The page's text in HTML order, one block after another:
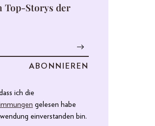
Top-Storys der
ich die
gelesen habe
einverstanden bin.